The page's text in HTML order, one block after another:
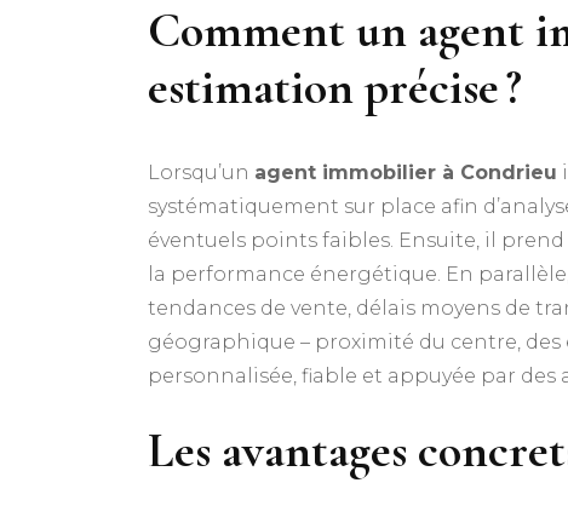
Comment un agent
estimation précise ?
Lorsqu’un agent immobilier à Condrieu
systématiquement sur place afin
éventuels points faibles. Ensuite, il
la performance énergétique. En
tendances de vente, délais moyens de
géographique – proximité du centre, des
personnalisée, fiable et appuyée par
Les avantages